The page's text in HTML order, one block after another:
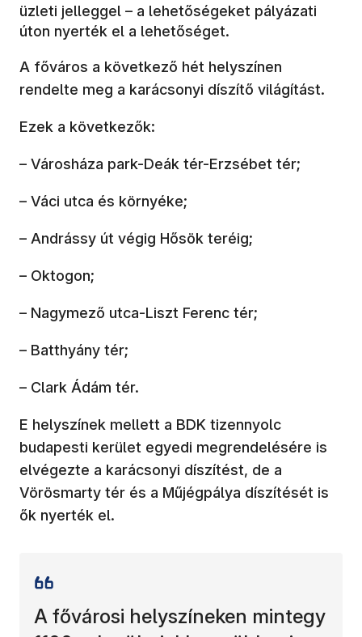
üzleti jelleggel – a lehetőségeket pályázati
úton nyerték el a lehetőséget.
A főváros a következő hét helyszínen
rendelte meg a karácsonyi díszítő világítást.
Ezek a következők:
– Városháza park-Deák tér-Erzsébet tér;
– Váci utca és környéke;
– Andrássy út végig Hősök teréig;
– Oktogon;
– Nagymező utca-Liszt Ferenc tér;
– Batthyány tér;
– Clark Ádám tér.
E helyszínek mellett a BDK tizennyolc
budapesti kerület egyedi megrendelésére is
elvégezte a karácsonyi díszítést, de a
Vörösmarty tér és a Műjégpálya díszítését is
ők nyerték el.
A fővárosi helyszíneken mintegy